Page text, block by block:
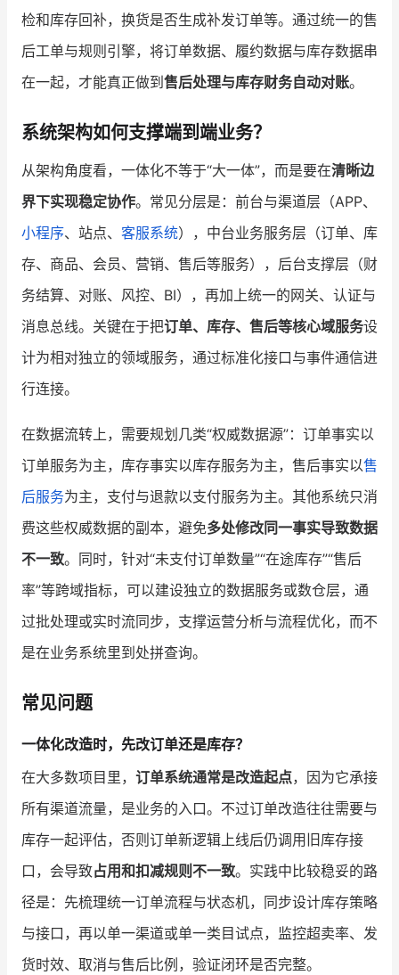
检和库存回补，换货是否生成补发订单等。通过统一的售
后工单与规则引擎，将订单数据、履约数据与库存数据串
在一起，才能真正做到 售后处理与库存财务自动对账。
系统架构如何支撑端到端业务？
从架构角度看，一体化不等于“大一体”，而是要在清晰边
界下实现稳定协作。常见分层是：前台与渠道层（APP、
小程序、站点、 客服系统），中台业务服务层（订单、库
存、商品、会员、营销、售后等服务），后台支撑层（财
务结算、对账、风控、BI），再加上统一的网关、认证与
消息总线。关键在于把订单、库存、售后等核心域服务设
计为相对独立的领域服务，通过标准化接口与事件通信进
行连接。
在数据流转上，需要规划几类“权威数据源”：订单事实以
订单服务为主，库存事实以库存服务为主，售后事实以售
后服务为主，支付与退款以支付服务为主。其他系统只消
费这些权威数据的副本，避免多处修改同一事实导致数据
不一致。同时，针对“未支付订单数量”“在途库存”“售后
率”等跨域指标，可以建设独立的数据服务或数仓层，通
过批处理或实时流同步，支撑运营分析与流程优化，而不
是在业务系统里到处拼查询。
常见问题
一体化改造时，先改订单还是库存？
在大多数项目里， 订单系统通常是改造起点，因为它承接
所有渠道流量，是业务的入口。不过订单改造往往需要与
库存一起评估，否则订单新逻辑上线后仍调用旧库存接
口，会导致占用和扣减规则不一致。实践中比较稳妥的路
径是：先梳理统一订单流程与状态机，同步设计库存策略
与接口，再以单一渠道或单一类目试点，监控超卖率、发
货时效、取消与售后比例，验证闭环是否完整。